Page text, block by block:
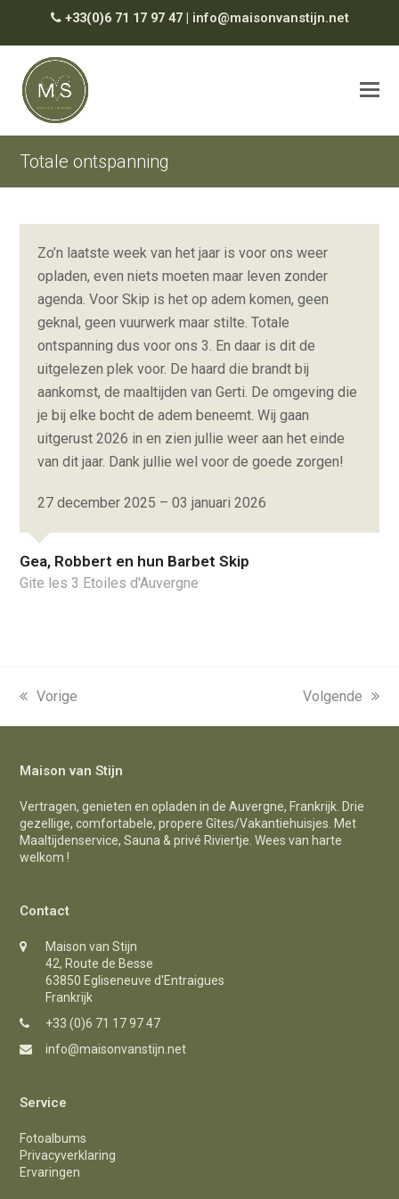
+33(0)6 71 17 97 47| info@maisonvanstijn.net
Totale ontspanning
Zo’n laatste week van het jaar is voor ons weer
opladen, even niets moeten maar leven zonder
agenda. Voor Skip is het op adem komen, geen
geknal, geen vuurwerk maar stilte. Totale
ontspanning dus voor ons 3. En daar is dit de
uitgelezen plek voor. De haard die brandt bij
aankomst, de maaltijden van Gerti. De omgeving die
je bij elke bocht de adem beneemt. Wij gaan
uitgerust 2026 in en zien jullie weer aan het einde
van dit jaar. Dank jullie wel voor de goede zorgen!
27 december 2025 – 03 januari 2026
Gea, Robbert en hun Barbet Skip
Gite les 3 Etoiles d'Auvergne
previous
Vorige
next
Volgende
Maison van Stijn
Vertragen, genieten en opladen in de Auvergne, Frankrijk. Drie
gezellige, comfortabele, propere Gîtes/Vakantiehuisjes. Met
Maaltijdenservice, Sauna & privé Riviertje. Wees van harte
welkom !
Contact
Maison van Stijn
42, Route de Besse
63850 Egliseneuve d'Entraigues
Frankrijk
+33 (0)6 71 17 97 47
info@maisonvanstijn.net
Service
Fotoalbums
Privacyverklaring
Ervaringen